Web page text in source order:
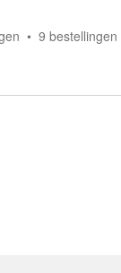
9 bestellingen